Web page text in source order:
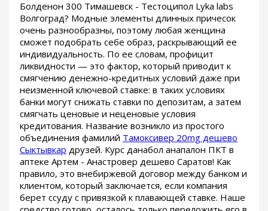
Болденон 300 Тимашевск - Тестоципол Lyka labs
Волгоград? Модные элементы длинных причесок
очень разнообразны, поэтому любая женщина
сможет подобрать себе образ, раскрывающий ее
индивидуальность. По ее словам, профицит
ликвидности — это фактор, который приводит к
смягчению денежно-кредитных условий даже при
неизменной ключевой ставке: в таких условиях
банки могут снижать ставки по депозитам, а затем
смягчать ценовые и неценовые условия
кредитования. Название возникло из простого
объединения фамилий Тамоксивер 20mg дешево
Сыктывкар друзей. Курс данабол анапалон ПКТ в
аптеке Артем - Анастровер дешево Саратов! Как
правило, это внебиржевой договор между банком и
клиентом, который заключается, если компания
берет ссуду с привязкой к плавающей ставке. Наше